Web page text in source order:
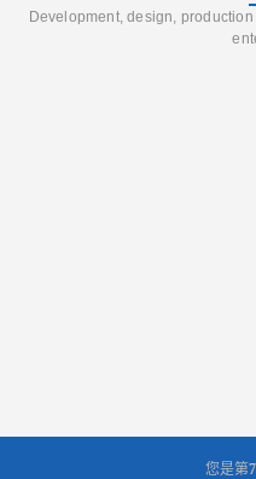
Development, design,
您是第